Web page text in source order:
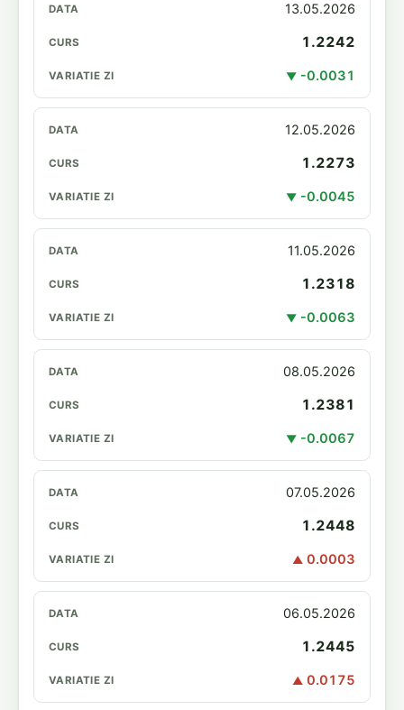
13.05.2026
1.2242
▼ -0.0031
12.05.2026
1.2273
▼ -0.0045
11.05.2026
1.2318
▼ -0.0063
08.05.2026
1.2381
▼ -0.0067
07.05.2026
1.2448
▲ 0.0003
06.05.2026
1.2445
▲ 0.0175